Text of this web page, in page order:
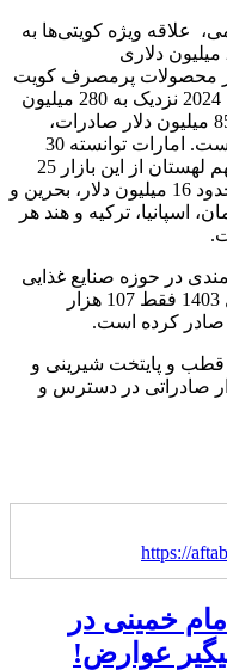
علاقه ویژه کویتی‌ها به
ویفر و سهم ناچیز ایران از این بازار 280 میلیون دلاری
با کد 190530، یکی از محصولات پرمصرف کویت
است. طبق آمار ITC این کشور در سال 2024 نزدیک به 280 میلیون
دلار ویفر وارد کرده است. عربستان با 85 میلیون دلار صادرات،
بزرگترین تأمین کننده ویفر کویت بوده است. امارات توانسته 30
میلیون دلار ویفر به کویت صادر کند. سهم لهستان از این بازار 25
میلیون دلار، انگلیس و آمریکا هر کدام حدود 16 میلیون دلار، بحرین و
دلار و آلمان، اسپانیا، ترکیه و هند هر
در حوزه صنایع غذایی
و محصولاتی چون وافل و ویفر، در سال 1403 فقط 107 هزار
قطب و پایتخت شیرینی و
صادراتی در دسترس و
https://
خمینی در
عوارض!